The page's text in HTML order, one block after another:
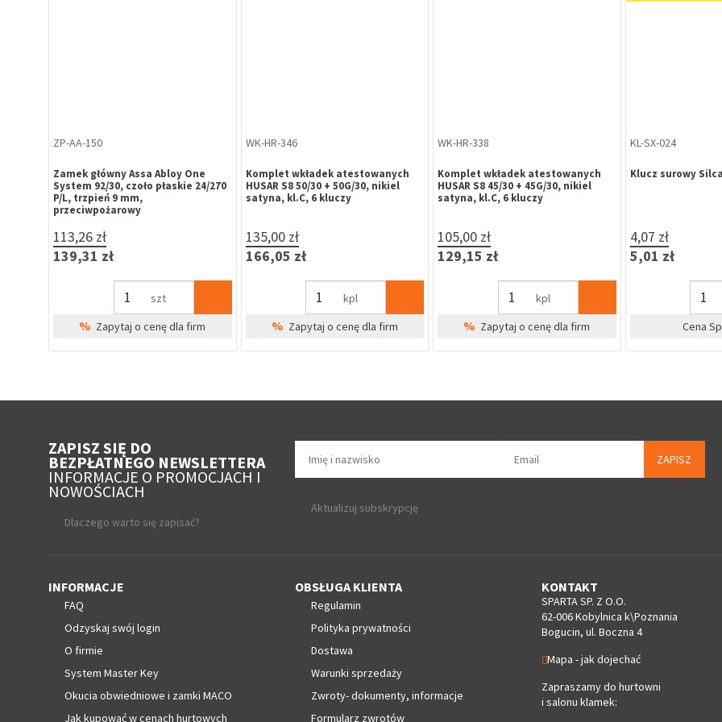
ZP-AA-150
Zamek główny Assa Abloy One
System 92/30, czoło płaskie 24/270
P/L, trzpień 9 mm,
przeciwpożarowy
113,26 zł
139,31 zł
szt
% Zapytaj o cenę dla firm
WK-HR-346
Komplet wkładek atestowanych
HUSAR S8 50/30 + 50G/30, nikiel
satyna, kl.C, 6 kluczy
135,00 zł
166,05 zł
kpl
% Zapytaj o cenę dla firm
WK-HR-338
Komplet wkładek atestowanych
HUSAR S8 45/30 + 45G/30, nikiel
satyna, kl.C, 6 kluczy
105,00 zł
129,15 zł
kpl
% Zapytaj o cenę dla firm
KL-SX-024
Klucz surowy
4,07 zł
5,01 zł
Cena
ZAPISZ SIĘ DO
BEZPŁATNEGO NEWSLETTERA
INFORMACJE O PROMOCJACH I
NOWOŚCIACH
Dlaczego warto się zapisać?
ZAPISZ
Aktualizuj subskrypcję
INFORMACJE
FAQ
Odzyskaj swój login
O firmie
System Master Key
Okucia obwiedniowe i zamki MACO
Jak kupować w cenach hurtowych
OBSŁUGA KLIENTA
Regulamin
Polityka prywatności
Dostawa
Warunki sprzedaży
Zwroty- dokumenty, informacje
Formularz zwrotów
KONTAKT
SPARTA SP. Z O.O.
62-006 Kobylnica k\Poznania
Bogucin, ul. Boczna 4
Mapa - jak dojechać
Zapraszamy do hurtowni
i salonu klamek: